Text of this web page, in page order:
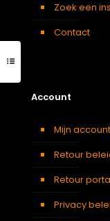
Zoek een
Contact
Account
Mijn account
Retour
Retour
Privacy